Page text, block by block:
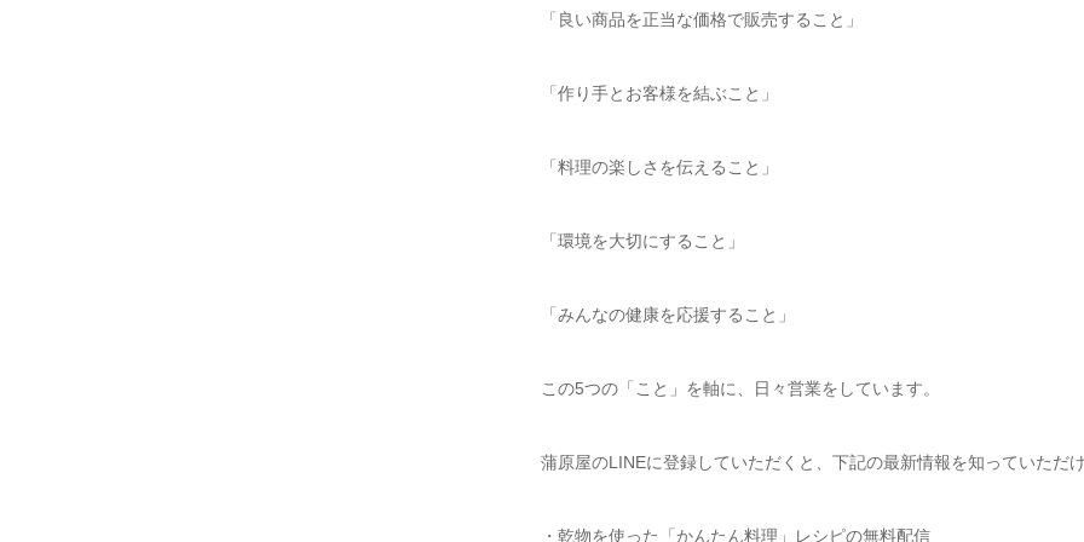
「良い商品を正当な価格で販売すること」
「作り手とお客様を結ぶこと」
「料理の楽しさを伝えること」
「環境を大切にすること」
「みんなの健康を応援すること」
この5つの「こと」を軸に、日々営業をしています。
蒲原屋のLINEに登録していただくと、下記の最新情報を知っていただ
・乾物を使った「かんたん料理」レシピの無料配信